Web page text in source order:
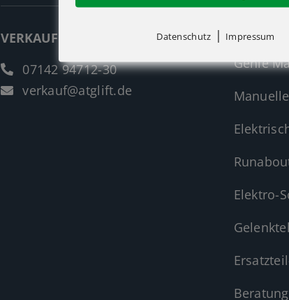
VERKAUF
07142 94712-30
verkauf@atglift.de
Genie
Elektro-
Beratung
Datenschutz | Impressum